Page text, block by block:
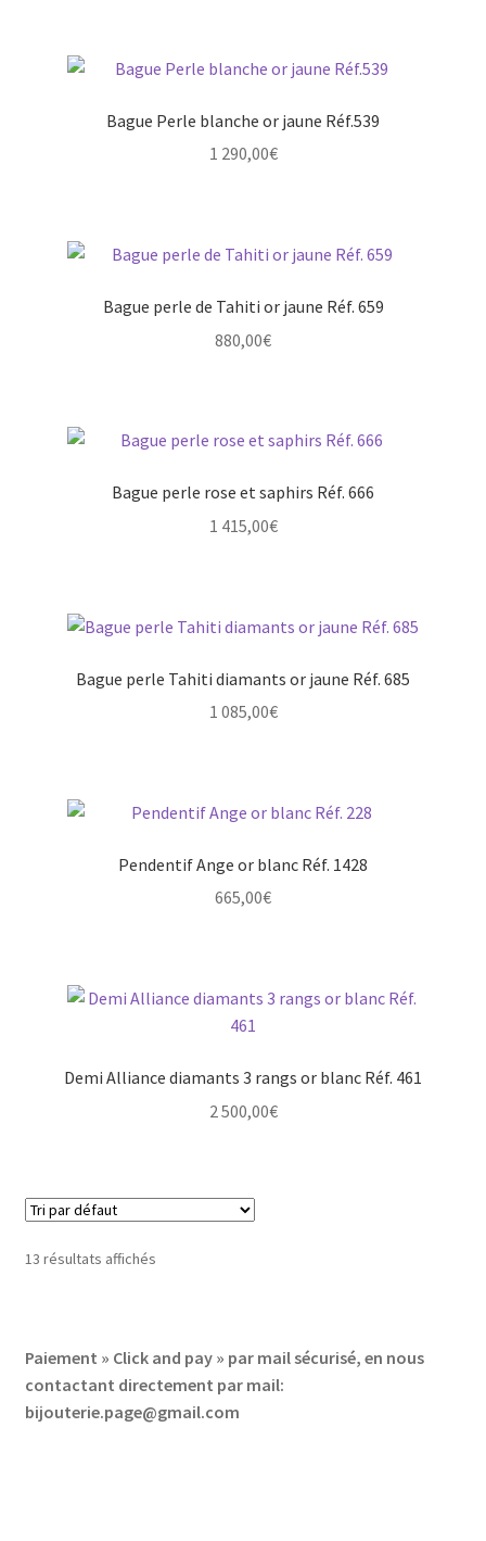
Bague Perle blanche or jaune Réf.539
1 290,00€
Bague perle de Tahiti or jaune Réf. 659
880,00€
Bague perle rose et saphirs Réf. 666
1 415,00€
Bague perle Tahiti diamants or jaune Réf. 685
1 085,00€
Pendentif Ange or blanc Réf. 1428
665,00€
Demi Alliance diamants 3 rangs or blanc Réf. 461
2 500,00€
13 résultats affichés
Paiement » Click and pay » par mail sécurisé, en nous
contactant directement par mail:
bijouterie.page@gmail.com